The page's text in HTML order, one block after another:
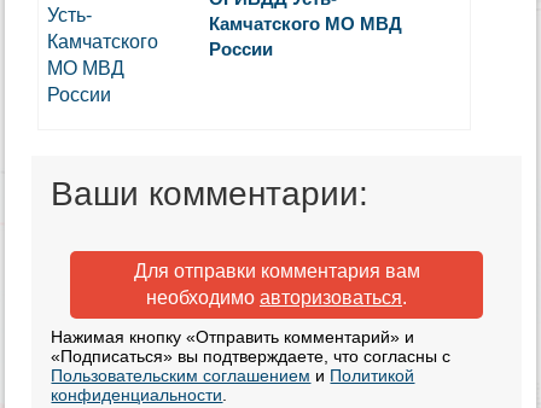
Камчатского МО МВД
России
Ваши комментарии:
Для отправки комментария вам
необходимо авторизоваться.
Нажимая кнопку «Отправить комментарий» и
«Подписаться» вы подтверждаете, что согласны с
Пользовательским соглашением и Политикой
конфиденциальности